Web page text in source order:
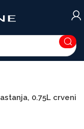
0.75L crveni